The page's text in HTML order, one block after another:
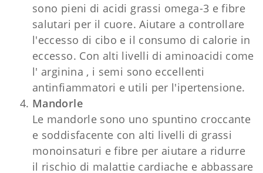
sono pieni di acidi grassi omega-3 e fibre
salutari per il cuore. Aiutare a controllare
l'eccesso di cibo e il consumo di calorie in
eccesso. Con alti livelli di aminoacidi come
l' arginina , i semi sono eccellenti
antinfiammatori e utili per l'ipertensione.
Mandorle
Le mandorle sono uno spuntino croccante
e soddisfacente con alti livelli di grassi
monoinsaturi e fibre per aiutare a ridurre
il rischio di malattie cardiache e abbassare